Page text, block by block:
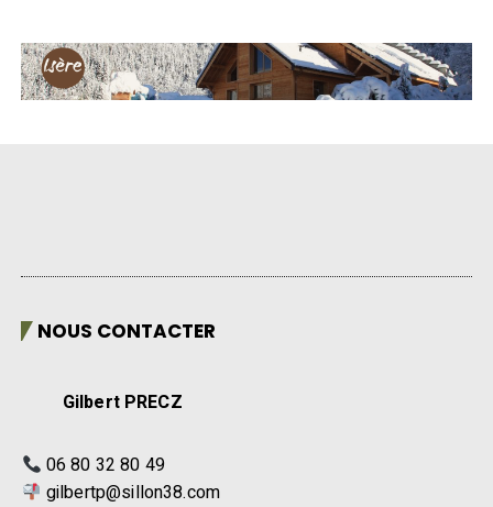
NOUS CONTACTER
Gilbert PRECZ
06 80 32 80 49
gilbertp@sillon38.com